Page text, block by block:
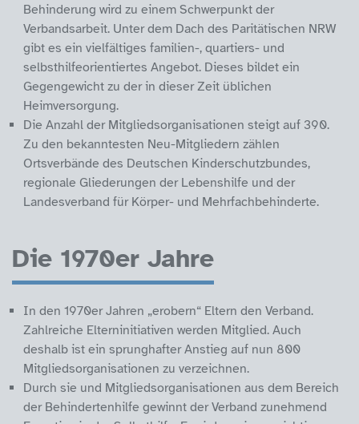
Behinderung wird zu einem Schwerpunkt der
Verbandsarbeit. Unter dem Dach des Paritätischen NRW
gibt es ein vielfältiges familien-, quartiers- und
selbsthilfeorientiertes Angebot. Dieses bildet ein
Gegengewicht zu der in dieser Zeit üblichen
Heimversorgung.
Die Anzahl der Mitgliedsorganisationen steigt auf 390.
Zu den bekanntesten Neu-Mitgliedern zählen
Ortsverbände des Deutschen Kinderschutzbundes,
regionale Gliederungen der Lebenshilfe und der
Landesverband für Körper- und Mehrfachbehinderte.
Die 1970er Jahre
In den 1970er Jahren „erobern“ Eltern den Verband.
Zahlreiche Elterninitiativen werden Mitglied. Auch
deshalb ist ein sprunghafter Anstieg auf nun 800
Mitgliedsorganisationen zu verzeichnen.
Durch sie und Mitgliedsorganisationen aus dem Bereich
der Behindertenhilfe gewinnt der Verband zunehmend